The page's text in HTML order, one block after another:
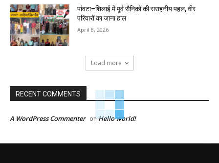
पांवटा–शिलाई में पूर्व सैनिकों की सराहनीय पहल, वीर
परिवारों का जाना हाल
April 8, 2026
Load more
RECENT COMMENTS
A WordPress Commenter onHello world!